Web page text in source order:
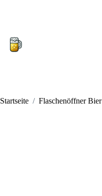
Startseite / Flaschenöffner Bier